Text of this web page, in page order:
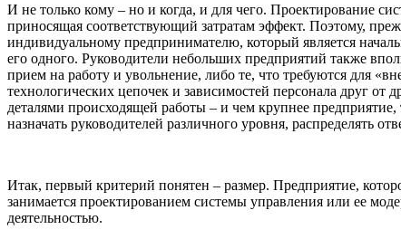
И не только кому – но и когда, и для чего. Проектирование
приносящая соответствующий затратам эффект. Поэтому,
индивидуальному предпринимателю, который является
его одного. Руководители небольших предприятий также
прием на работу и увольнение, либо те, что требуются для
технологических цепочек и зависимостей персонала друг от
деталями происходящей работы – и чем крупнее
назначать руководителей различного уровня, распределять
Итак, первый критерий понятен – размер. Предприятие,
занимается проектированием системы управления или ее
деятельностью.